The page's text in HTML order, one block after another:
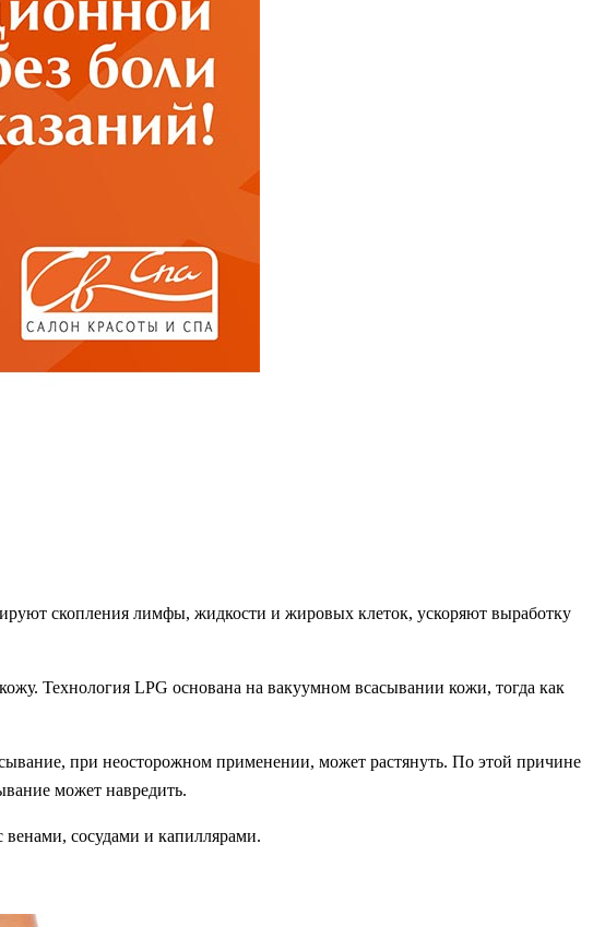
скопления лимфы, жидкости и жировых клеток, ускоряют выработку
Технология LPG основана на вакуумном всасывании кожи, тогда как
при неосторожном применении, может растянуть. По этой причине
может навредить.
сосудами и капиллярами.